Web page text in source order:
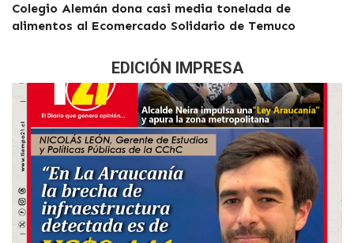
Colegio Alemán dona casi media tonelada de
alimentos al Ecomercado Solidario de Temuco
EDICIÓN IMPRESA